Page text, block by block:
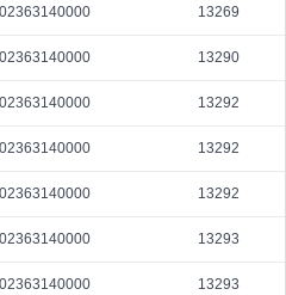
13269
13290
13292
13292
13292
13293
13293